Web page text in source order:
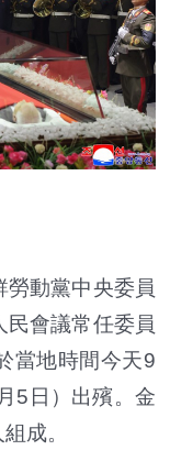
動黨中央委員
會議常任委員
當地時間今天9
5日）出殯。金
成。